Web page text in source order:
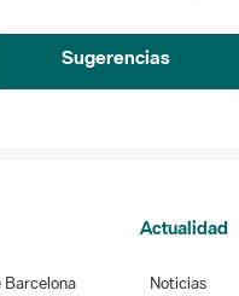
Sugerencias
Barcelona
Actualidad
Noticias